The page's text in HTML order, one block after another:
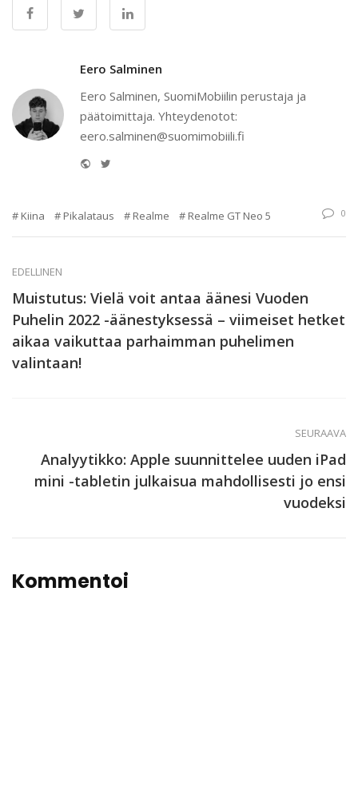
Eero Salminen
Eero Salminen, SuomiMobiilin perustaja ja
päätoimittaja. Yhteydenotot:
eero.salminen@suomimobiili.fi
Website
Kiina Pikalataus Realme Realme GT Neo 5 0
EDELLINEN
Muistutus: Vielä voit antaa äänesi Vuoden
Puhelin 2022 -äänestyksessä – viimeiset hetket
aikaa vaikuttaa parhaimman puhelimen
valintaan!
SEURAAVA
Analyytikko: Apple suunnittelee uuden iPad
mini -tabletin julkaisua mahdollisesti jo ensi
vuodeksi
Kommentoi